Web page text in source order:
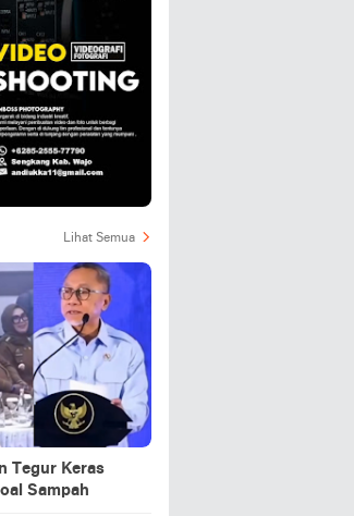
Lihat Semua
Tegur Keras
Sampah